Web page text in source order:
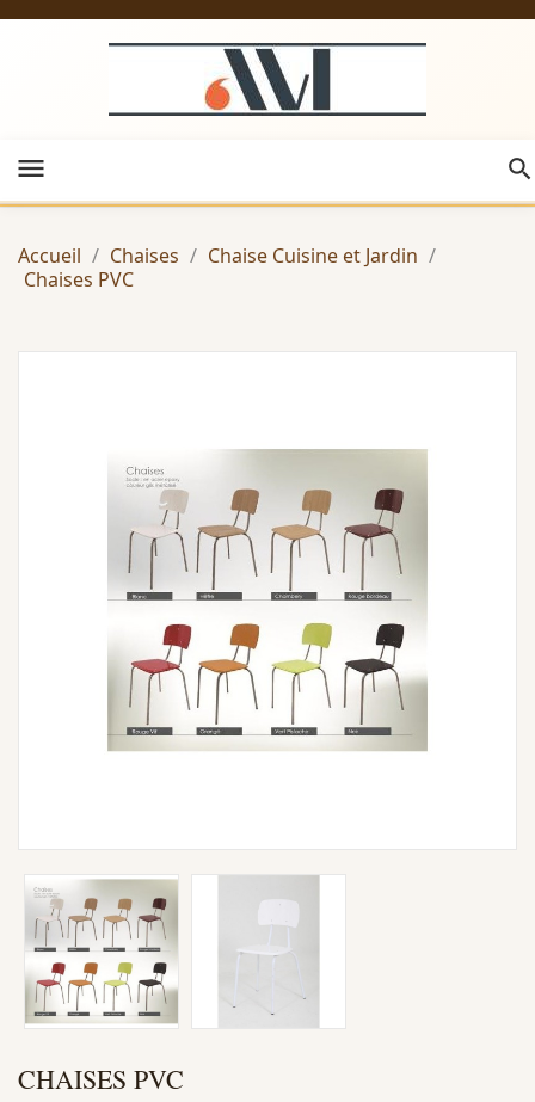
menu
Accueil Chaises
Chaise Cuisine et Jardin
Chaises PVC
CHAISES PVC